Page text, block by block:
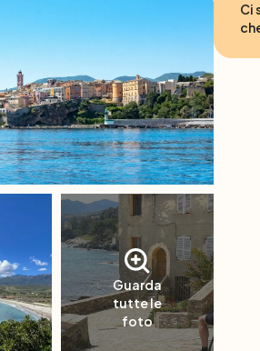
Guarda
tutte le
foto
Ci